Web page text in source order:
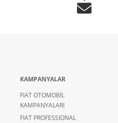
KAMPANYALAR
FIAT OTOMOBİL
KAMPANYALARI
FIAT PROFESSIONAL